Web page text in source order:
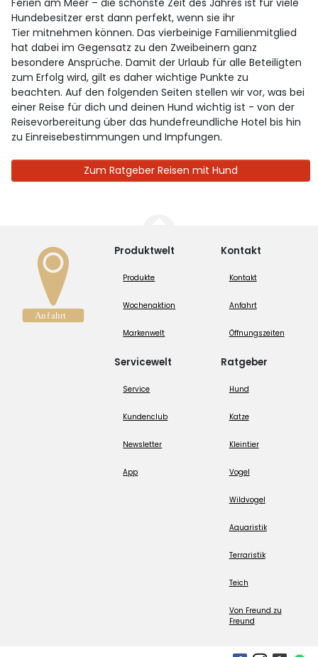
Ferien am Meer – die schönste Zeit des Jahres ist für viele
Hundebesitzer erst dann perfekt, wenn sie ihr
Tier mitnehmen können. Das vierbeinige Familienmitglied
hat dabei im Gegensatz zu den Zweibeinern ganz
besondere Ansprüche. Damit der Urlaub für alle Beteiligten
zum Erfolg wird, gilt es daher wichtige Punkte zu
beachten. Auf den folgenden Seiten stellen wir vor, was bei
einer Reise für dich und deinen Hund wichtig ist - von der
Reisevorbereitung über das hundefreundliche Hotel bis hin
zu Einreisebestimmungen und Impfungen.
Zum Ratgeber Reisen mit Hund
Produktwelt
Produkte
Wochenaktion
Markenwelt
Servicewelt
Service
Kundenclub
Newsletter
App
Kontakt
Kontakt
Anfahrt
Öffnungszeiten
Ratgeber
Hund
Katze
Kleintier
Vogel
Wildvogel
Aquaristik
Terraristik
Teich
Von Freund zu
Freund